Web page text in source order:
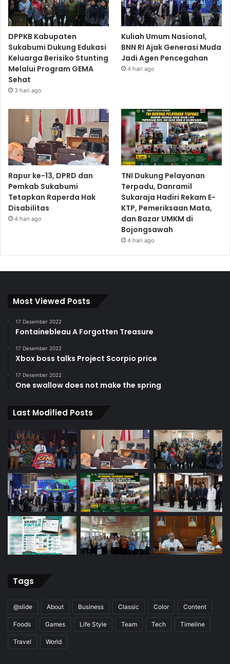
DPPKB Kabupaten
Sukabumi Dukung Edukasi
Keluarga Berisiko Stunting
Melalui Program GEMA
Sehat
3 hari ago
Kuliah Umum Nasional,
BNN RI Ajak Generasi Muda
Jadi Agen Pencegahan
4 hari ago
Rapur ke-13, DPRD dan
Pemkab Sukabumi
Tetapkan Raperda Hak
Disabilitas
4 hari ago
TNI Dukung Pelayanan
Terpadu, Danramil
Sukaraja Hadiri Rekam E-
KTP, Pemeriksaan Mata,
dan Bazar UMKM di
Bojongsawah
4 hari ago
Most Viewed Posts
17 Desember 2022
Fontainebleau A Forgotten Treasure
17 Desember 2022
Xbox boss talks Project Scorpio price
17 Desember 2022
One swallow does not make the spring
Last Modified Posts
Tags
@slide About Business Classic Color Content
Foods Games Life Style Team Tech Timeline
Travel World